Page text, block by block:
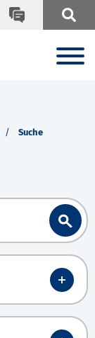
Suche